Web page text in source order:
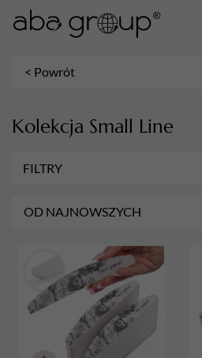
< Powrót
Kolekcja Small Line
FILTRY
Bez folii
180/240
100/180
GRUBOŚĆ PILNIKÓW
Slim
Standard
ILOŚĆ PILNIKÓW
Zestawy 50 sztuk
OD NAJNOWSZYCH